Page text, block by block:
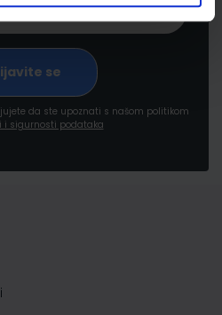
da ste upoznati s našom politikom
i sigurnosti podataka